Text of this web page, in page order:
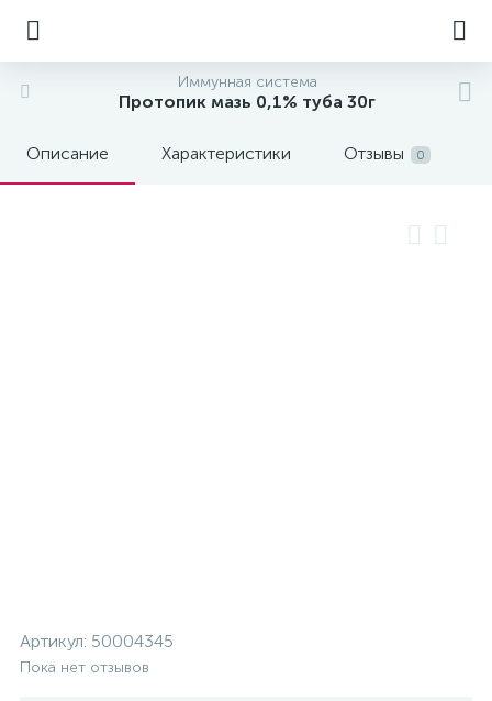
Иммунная система
Протопик мазь 0,1% туба 30г
Описание Характеристики Отзывы 0
Артикул: 50004345
Пока нет отзывов